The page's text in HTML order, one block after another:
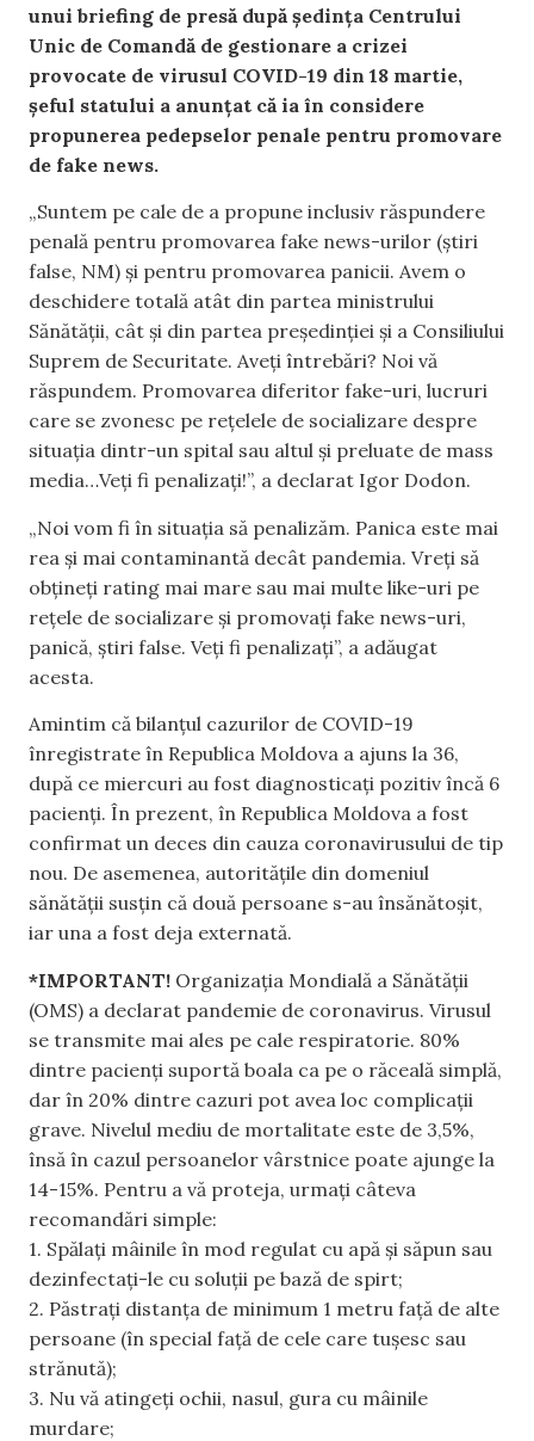
unui briefing de presă după ședința Centrului
Unic de Comandă de gestionare a crizei
provocate de virusul COVID-19 din 18 martie,
șeful statului a anunțat că ia în considere
propunerea pedepselor penale pentru promovare
de fake news.
„Suntem pe cale de a propune inclusiv răspundere
penală pentru promovarea fake news-urilor (știri
false, NM) și pentru promovarea panicii. Avem o
deschidere totală atât din partea ministrului
Sănătății, cât și din partea președinției și a Consiliului
Suprem de Securitate. Aveți întrebări? Noi vă
răspundem. Promovarea diferitor fake-uri, lucruri
care se zvonesc pe rețelele de socializare despre
situația dintr-un spital sau altul și preluate de mass
media…Veți fi penalizați!”, a declarat Igor Dodon.
„Noi vom fi în situația să penalizăm. Panica este mai
rea și mai contaminantă decât pandemia. Vreți să
obțineți rating mai mare sau mai multe like-uri pe
rețele de socializare și promovați fake news-uri,
panică, știri false. Veți fi penalizați”, a adăugat
acesta.
Amintim că bilanțul cazurilor de COVID-19
înregistrate în Republica Moldova a ajuns la 36,
după ce miercuri au fost diagnosticați pozitiv încă 6
pacienți. În prezent, în Republica Moldova a fost
confirmat un deces din cauza coronavirusului de tip
nou. De asemenea, autoritățile din domeniul
sănătății susțin că două persoane s-au însănătoșit,
iar una a fost deja externată.
*IMPORTANT! Organizația Mondială a Sănătății
(OMS) a declarat pandemie de coronavirus. Virusul
se transmite mai ales pe cale respiratorie. 80%
dintre pacienți suportă boala ca pe o răceală simplă,
dar în 20% dintre cazuri pot avea loc complicații
grave. Nivelul mediu de mortalitate este de 3,5%,
însă în cazul persoanelor vârstnice poate ajunge la
14-15%. Pentru a vă proteja, urmați câteva
recomandări simple:
1. Spălați mâinile în mod regulat cu apă și săpun sau
dezinfectați-le cu soluții pe bază de spirt;
2. Păstrați distanța de minimum 1 metru față de alte
persoane (în special față de cele care tușesc sau
strănută);
3. Nu vă atingeți ochii, nasul, gura cu mâinile
murdare;